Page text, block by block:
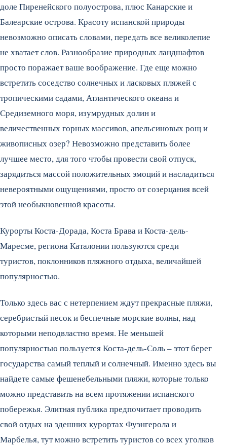
доле Пиренейского полуострова, плюс Канарские и
Балеарские острова. Красоту испанской природы
невозможно описать словами, передать все великолепие
не хватает слов. Разнообразие природных ландшафтов
просто поражает ваше воображение. Где еще можно
встретить соседство солнечных и ласковых пляжей с
тропическими садами, Атлантического океана и
Средиземного моря, изумрудных долин и
величественных горных массивов, апельсиновых рощ и
живописных озер? Невозможно представить более
лучшее место, для того чтобы провести свой отпуск,
зарядиться массой положительных эмоций и насладиться
невероятными ощущениями, просто от созерцания всей
этой необыкновенной красоты.
Курорты Коста-Дорада, Коста Брава и Коста-дель-
Маресме, региона Каталонии пользуются среди
туристов, поклонников пляжного отдыха, величайшей
популярностью.
Только здесь вас с нетерпением ждут прекрасные пляжи,
серебристый песок и беспечные морские волны, над
которыми неподвластно время. Не меньшей
популярностью пользуется Коста-дель-Соль – этот берег
государства самый теплый и солнечный. Именно здесь вы
найдете самые фешенебельными пляжи, которые только
можно представить на всем протяжении испанского
побережья. Элитная публика предпочитает проводить
свой отдых на здешних курортах Фуэнгерола и
Марбелья, тут можно встретить туристов со всех уголков